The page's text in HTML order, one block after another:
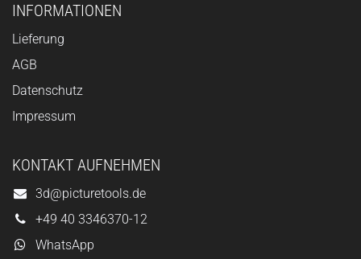
INFORMATIONEN
Lieferung
AGB
Datenschutz
Impressum
KONTAKT AUFNEHMEN
3d@picturetools.de
+49 40 3346370-12
WhatsApp